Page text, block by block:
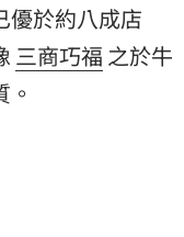
優於約八成店
三商巧福 之於牛